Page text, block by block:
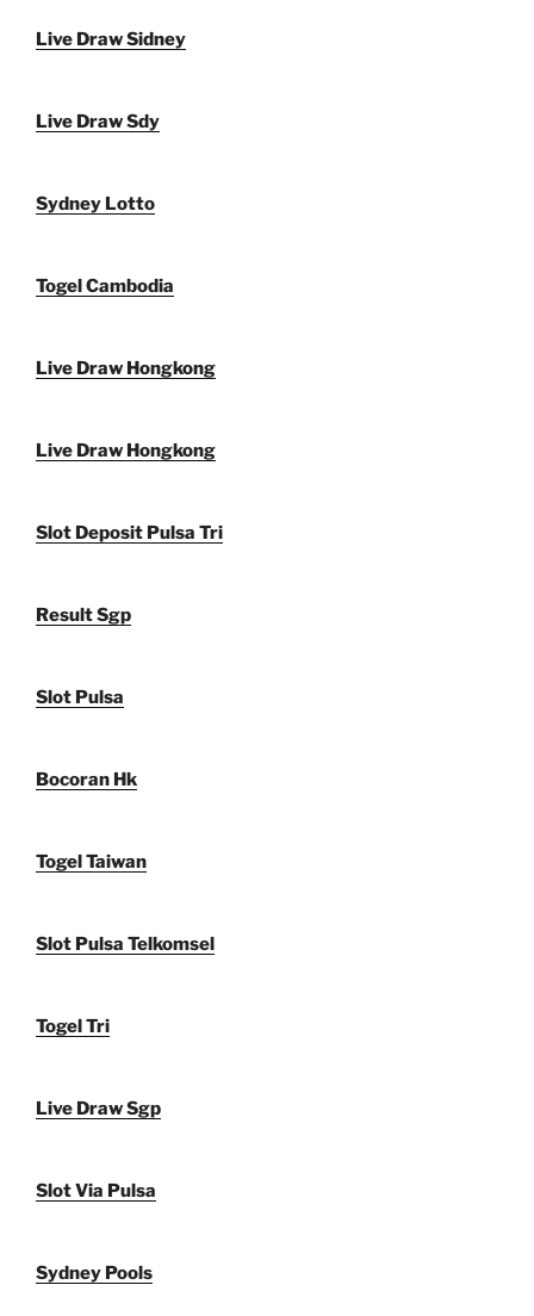
Live Draw Sidney
Live Draw Sdy
Sydney Lotto
Togel Cambodia
Live Draw Hongkong
Live Draw Hongkong
Slot Deposit Pulsa Tri
Result Sgp
Slot Pulsa
Bocoran Hk
Togel Taiwan
Slot Pulsa Telkomsel
Togel Tri
Live Draw Sgp
Slot Via Pulsa
Sydney Pools